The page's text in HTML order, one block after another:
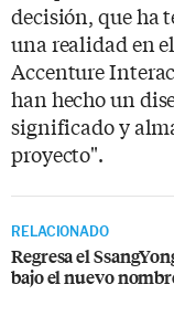
decisión, que ha
una realidad en
Accenture
han hecho un
significado y
proyecto".
RELACIONADO
Regresa el
bajo el nuevo